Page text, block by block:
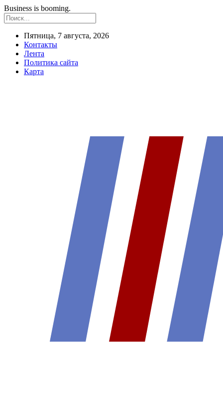
Business is booming.
Пятница, 7 августа, 2026
Контакты
Лента
Политика сайта
Карта